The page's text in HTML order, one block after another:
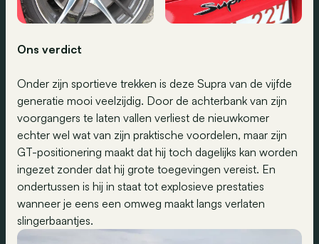
Ons verdict
Onder zijn sportieve trekken is deze Supra van de vijfde
generatie mooi veelzijdig. Door de achterbank van zijn
voorgangers te laten vallen verliest de nieuwkomer
echter wel wat van zijn praktische voordelen, maar zijn
GT-positionering maakt dat hij toch dagelijks kan worden
ingezet zonder dat hij grote toegevingen vereist. En
ondertussen is hij in staat tot explosieve prestaties
wanneer je eens een omweg maakt langs verlaten
slingerbaantjes.